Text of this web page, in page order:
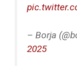
– Borja
2025